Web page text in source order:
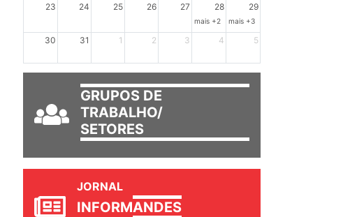
23 24 25 26 27 28 29
mais +2 mais +3
30 31 1 2 3 4 5
GRUPOS DE
TRABALHO/
SETORES
JORNAL
INFORMANDES